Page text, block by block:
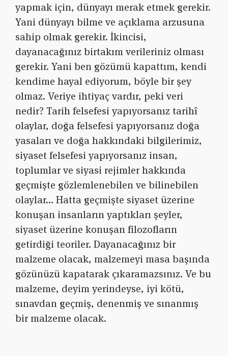
yapmak için, dünyayı merak etmek gerekir.
Yani dünyayı bilme ve açıklama arzusuna
sahip olmak gerekir. İkincisi,
dayanacağınız birtakım verileriniz olması
gerekir. Yani ben gözümü kapattım, kendi
kendime hayal ediyorum, böyle bir şey
olmaz. Veriye ihtiyaç vardır, peki veri
nedir? Tarih felsefesi yapıyorsanız tarihî
olaylar, doğa felsefesi yapıyorsanız doğa
yasaları ve doğa hakkındaki bilgilerimiz,
siyaset felsefesi yapıyorsanız insan,
toplumlar ve siyasi rejimler hakkında
geçmişte gözlemlenebilen ve bilinebilen
olaylar… Hatta geçmişte siyaset üzerine
konuşan insanların yaptıkları şeyler,
siyaset üzerine konuşan filozofların
getirdiği teoriler. Dayanacağınız bir
malzeme olacak, malzemeyi masa başında
gözünüzü kapatarak çıkaramazsınız. Ve bu
malzeme, deyim yerindeyse, iyi kötü,
sınavdan geçmiş, denenmiş ve sınanmış
bir malzeme olacak.